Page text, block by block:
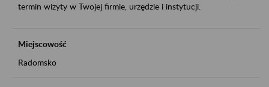
termin wizyty w Twojej firmie, urzędzie i instytucji.
Miejscowość
Radomsko